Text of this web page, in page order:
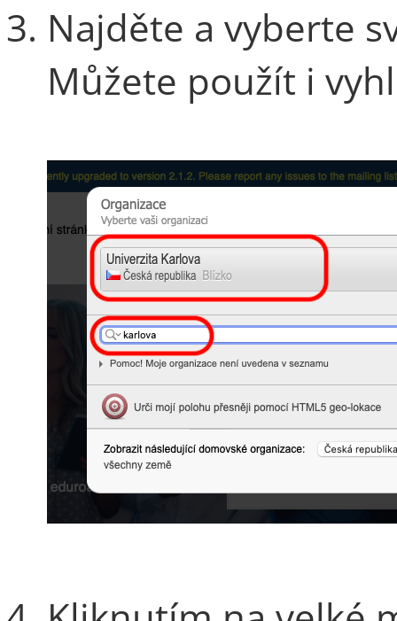
Najděte a vyberte
Můžete použít i